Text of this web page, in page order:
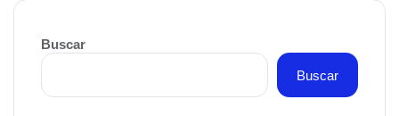
Buscar
Buscar